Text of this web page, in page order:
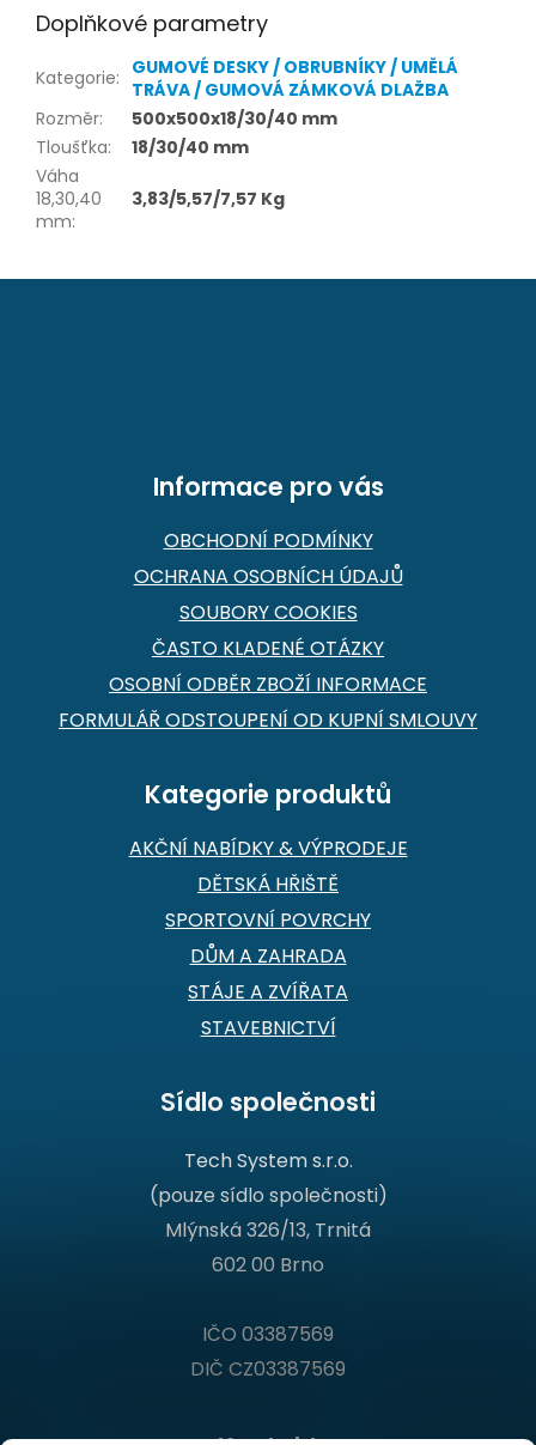
Doplňkové parametry
Kategorie: GUMOVÉ DESKY / OBRUBNÍKY / UMĚLÁ
TRÁVA / GUMOVÁ ZÁMKOVÁ DLAŽBA
Rozměr:
500x500x18/30/40 mm
Tloušťka:
18/30/40 mm
Váha
18,30,40
mm:
3,83/5,57/7,57 Kg
Informace pro vás
OBCHODNÍ PODMÍNKY
OCHRANA OSOBNÍCH ÚDAJŮ
SOUBORY COOKIES
ČASTO KLADENÉ OTÁZKY
OSOBNÍ ODBĚR ZBOŽÍ INFORMACE
FORMULÁŘ ODSTOUPENÍ OD KUPNÍ SMLOUVY
Kategorie produktů
AKČNÍ NABÍDKY & VÝPRODEJE
DĚTSKÁ HŘIŠTĚ
SPORTOVNÍ POVRCHY
DŮM A ZAHRADA
STÁJE A ZVÍŘATA
STAVEBNICTVÍ
Sídlo společnosti
Tech System s.r.o.
(pouze sídlo společnosti)
Mlýnská 326/13, Trnitá
602 00 Brno
IČO 03387569
DIČ CZ03387569